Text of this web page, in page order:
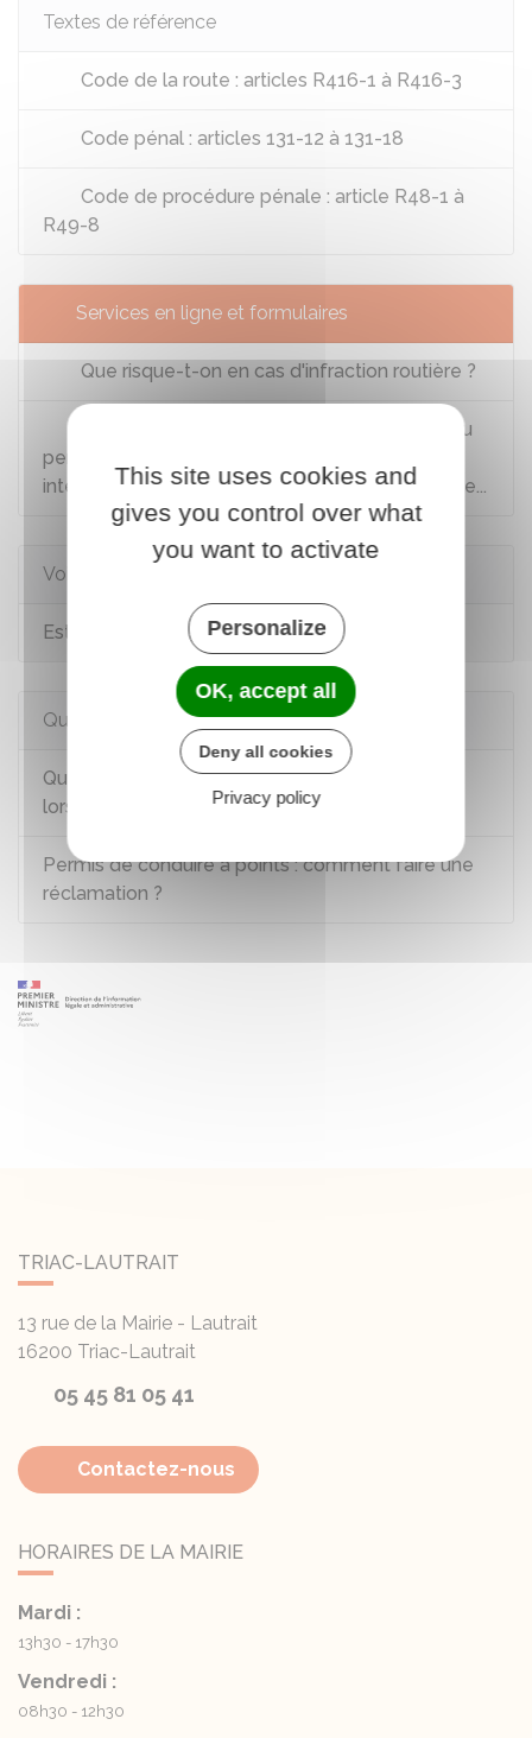
Textes de référence
Code de la route : articles R416-1 à R416-3
Code pénal : articles 131-12 à 131-18
Code de procédure pénale : article R48-1 à
R49-8
Services en ligne et formulaires
Que risque-t-on en cas d'infraction routière ?
Consulter et télécharger les informations du
permis de conduire : solde de points, relevé
intégral, attestation de droit à conduire sécurisée...
Voir aussi
Est-il interdit de klaxonner en voiture ?
Questions ? Réponses !
Quels documents du véhicule sont obligatoires
lors d'un contrôle routier ?
Permis de conduire à points : comment faire une
réclamation ?
TRIAC-LAUTRAIT
13 rue de la Mairie - Lautrait
16200 Triac-Lautrait
05 45 81 05 41
Contactez-nous
HORAIRES DE LA MAIRIE
Mardi :
13h30 - 17h30
Vendredi :
08h30 - 12h30
This site uses cookies and
gives you control over what
you want to activate
Personalize
OK, accept all
Deny all cookies
Privacy policy